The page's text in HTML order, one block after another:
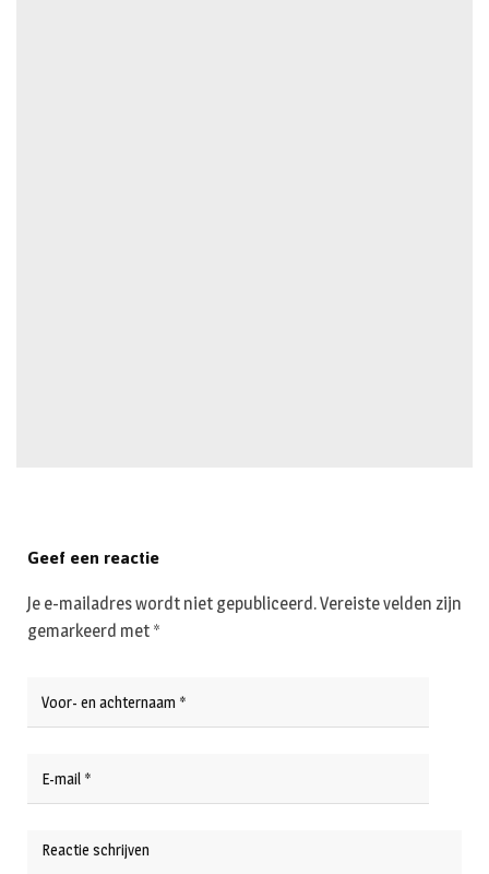
Geef een reactie
Je e-mailadres wordt niet gepubliceerd.Vereiste velden zijn
gemarkeerd met *